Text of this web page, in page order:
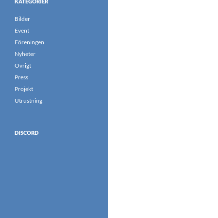
Bilder
Event
Föreningen
Nyheter
Övrigt
Press
Projekt
Utrustning
DISCORD